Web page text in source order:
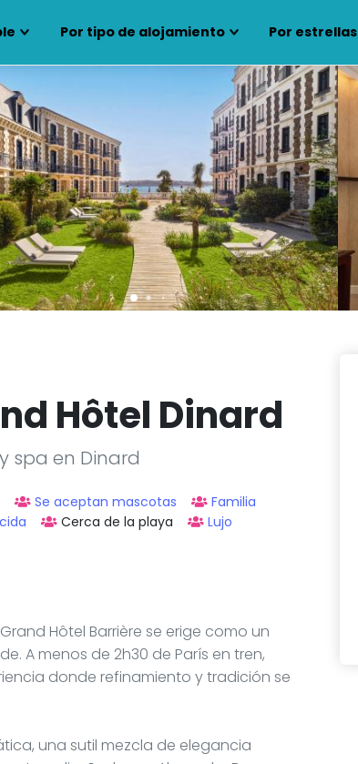
Por tipo de alojamiento Por estrellas
Hôtel Dinard
spa en Dinard
Se aceptan mascotas
Familia
Cerca de la playa Lujo
Hôtel Barrière se erige como un
A menos de 2h30 de París en tren,
donde refinamiento y tradición se
una sutil mezcla de elegancia